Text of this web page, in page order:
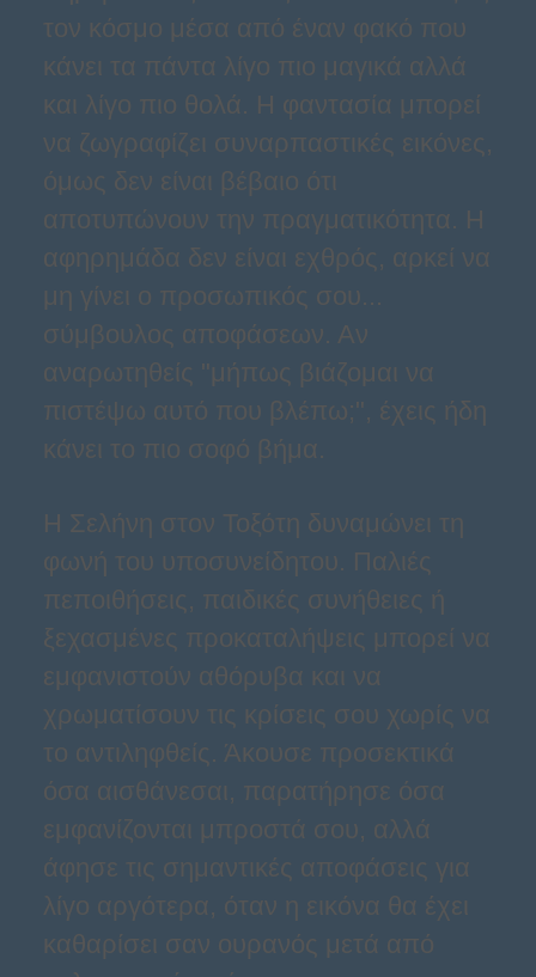
τον κόσμο μέσα από έναν φακό που
κάνει τα πάντα λίγο πιο μαγικά αλλά
και λίγο πιο θολά. Η φαντασία μπορεί
να ζωγραφίζει συναρπαστικές εικόνες,
όμως δεν είναι βέβαιο ότι
αποτυπώνουν την πραγματικότητα. Η
αφηρημάδα δεν είναι εχθρός, αρκεί να
μη γίνει ο προσωπικός σου...
σύμβουλος αποφάσεων. Αν
αναρωτηθείς "μήπως βιάζομαι να
πιστέψω αυτό που βλέπω;", έχεις ήδη
κάνει το πιο σοφό βήμα.
Η Σελήνη στον Τοξότη δυναμώνει τη
φωνή του υποσυνείδητου. Παλιές
πεποιθήσεις, παιδικές συνήθειες ή
ξεχασμένες προκαταλήψεις μπορεί να
εμφανιστούν αθόρυβα και να
χρωματίσουν τις κρίσεις σου χωρίς να
το αντιληφθείς. Άκουσε προσεκτικά
όσα αισθάνεσαι, παρατήρησε όσα
εμφανίζονται μπροστά σου, αλλά
άφησε τις σημαντικές αποφάσεις για
λίγο αργότερα, όταν η εικόνα θα έχει
καθαρίσει σαν ουρανός μετά από